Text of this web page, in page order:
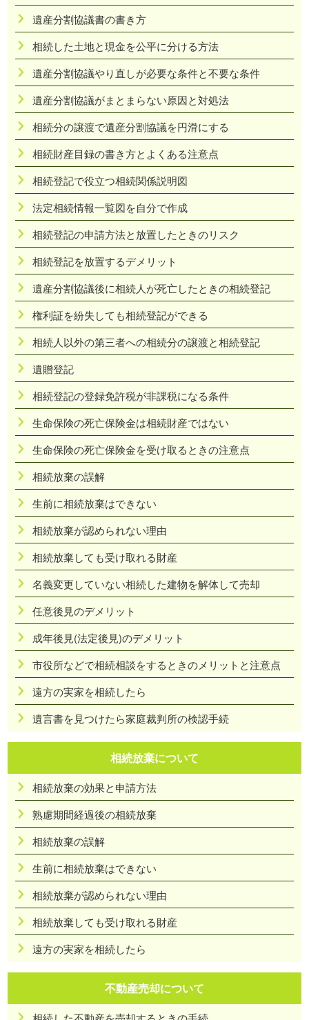
遺産分割協議書の書き方
相続した土地と現金を公平に分ける方法
遺産分割協議やり直しが必要な条件と不要な条件
遺産分割協議がまとまらない原因と対処法
相続分の譲渡で遺産分割協議を円滑にする
相続財産目録の書き方とよくある注意点
相続登記で役立つ相続関係説明図
法定相続情報一覧図を自分で作成
相続登記の申請方法と放置したときのリスク
相続登記を放置するデメリット
遺産分割協議後に相続人が死亡したときの相続登記
権利証を紛失しても相続登記ができる
相続人以外の第三者への相続分の譲渡と相続登記
遺贈登記
相続登記の登録免許税が非課税になる条件
生命保険の死亡保険金は相続財産ではない
生命保険の死亡保険金を受け取るときの注意点
相続放棄の誤解
生前に相続放棄はできない
相続放棄が認められない理由
相続放棄しても受け取れる財産
名義変更していない相続した建物を解体して売却
任意後見のデメリット
成年後見(法定後見)のデメリット
市役所などで相続相談をするときのメリットと注意点
遠方の実家を相続したら
遺言書を見つけたら家庭裁判所の検認手続
相続放棄について
相続放棄の効果と申請方法
熟慮期間経過後の相続放棄
相続放棄の誤解
生前に相続放棄はできない
相続放棄が認められない理由
相続放棄しても受け取れる財産
遠方の実家を相続したら
不動産売却について